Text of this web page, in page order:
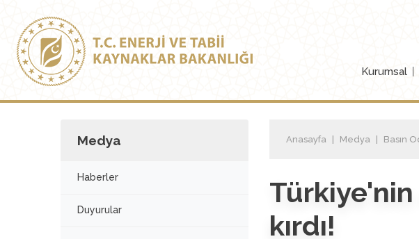
Kurumsal
Medya
Haberler
Duyurular
Anasayfa Medya Basın
kırdı!